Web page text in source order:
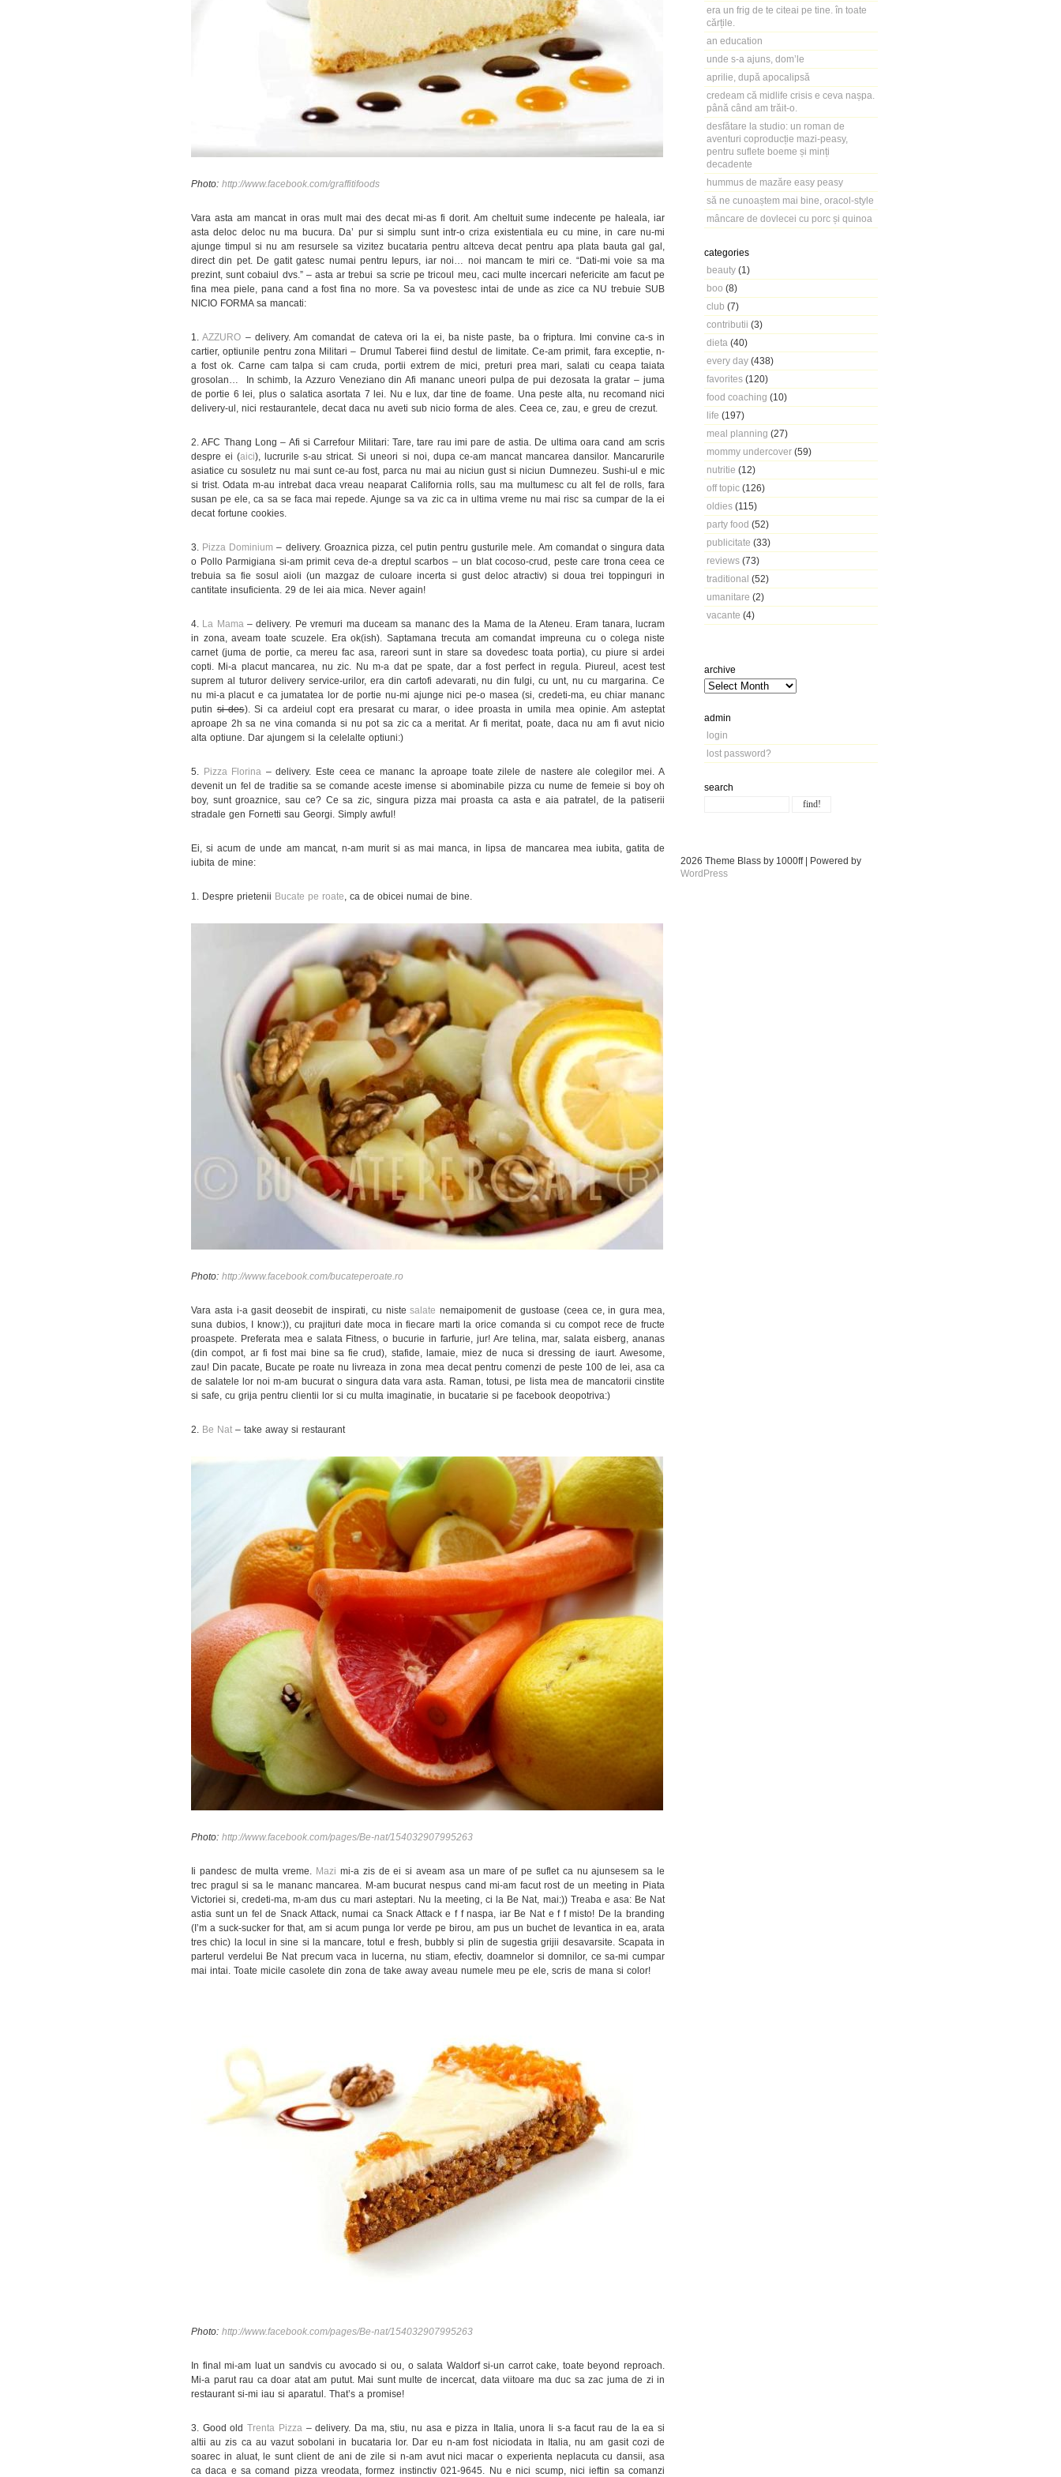
era un frig de te citeai pe tine. în toate
cărțile.
an education
unde s-a ajuns, dom’le
aprilie, după apocalipsă
credeam că midlife crisis e ceva nașpa.
până când am trăit-o.
desfătare la studio: un roman de
aventuri coproducție mazi-peasy,
pentru suflete boeme și minți
decadente
hummus de mazăre easy peasy
să ne cunoaștem mai bine, oracol-style
mâncare de dovlecei cu porc și quinoa
categories
beauty (1)
boo (8)
club (7)
contributii (3)
dieta (40)
every day (438)
favorites (120)
food coaching (10)
life (197)
meal planning (27)
mommy undercover (59)
nutritie (12)
off topic (126)
oldies (115)
party food (52)
publicitate (33)
reviews (73)
traditional (52)
umanitare (2)
vacante (4)
archive
admin
login
lost password?
search
Photo: http://www.facebook.com/graffitifoods
Vara asta am mancat in oras mult mai des decat mi-as fi dorit. Am cheltuit sume indecente pe haleala, iar
asta deloc deloc nu ma bucura. Da’ pur si simplu sunt intr-o criza existentiala eu cu mine, in care nu-mi
ajunge timpul si nu am resursele sa vizitez bucataria pentru altceva decat pentru apa plata bauta gal gal,
direct din pet. De gatit gatesc numai pentru Iepurs, iar noi… noi mancam te miri ce. “Dati-mi voie sa ma
prezint, sunt cobaiul dvs.” – asta ar trebui sa scrie pe tricoul meu, caci multe incercari nefericite am facut pe
fina mea piele, pana cand a fost fina no more. Sa va povestesc intai de unde as zice ca NU trebuie SUB
NICIO FORMA sa mancati:
1.AZZURO – delivery. Am comandat de cateva ori la ei, ba niste paste, ba o friptura. Imi convine ca-s in
cartier, optiunile pentru zona Militari – Drumul Taberei fiind destul de limitate. Ce-am primit, fara exceptie, n-
a fost ok. Carne cam talpa si cam cruda, portii extrem de mici, preturi prea mari, salati cu ceapa taiata
grosolan… In schimb, la Azzuro Veneziano din Afi mananc uneori pulpa de pui dezosata la gratar – juma
de portie 6 lei, plus o salatica asortata 7 lei. Nu e lux, dar tine de foame. Una peste alta, nu recomand nici
delivery-ul, nici restaurantele, decat daca nu aveti sub nicio forma de ales. Ceea ce, zau, e greu de crezut.
2. AFC Thang Long – Afi si Carrefour Militari: Tare, tare rau imi pare de astia. De ultima oara cand am scris
despre ei (aici), lucrurile s-au stricat. Si uneori si noi, dupa ce-am mancat mancarea dansilor. Mancarurile
asiatice cu sosuletz nu mai sunt ce-au fost, parca nu mai au niciun gust si niciun Dumnezeu. Sushi-ul e mic
si trist. Odata m-au intrebat daca vreau neaparat California rolls, sau ma multumesc cu alt fel de rolls, fara
susan pe ele, ca sa se faca mai repede. Ajunge sa va zic ca in ultima vreme nu mai risc sa cumpar de la ei
decat fortune cookies.
3. Pizza Dominium – delivery. Groaznica pizza, cel putin pentru gusturile mele. Am comandat o singura data
o Pollo Parmigiana si-am primit ceva de-a dreptul scarbos – un blat cocoso-crud, peste care trona ceea ce
trebuia sa fie sosul aioli (un mazgaz de culoare incerta si gust deloc atractiv) si doua trei toppinguri in
cantitate insuficienta. 29 de lei aia mica. Never again!
4. La Mama – delivery. Pe vremuri ma duceam sa mananc des la Mama de la Ateneu. Eram tanara, lucram
in zona, aveam toate scuzele. Era ok(ish). Saptamana trecuta am comandat impreuna cu o colega niste
carnet (juma de portie, ca mereu fac asa, rareori sunt in stare sa dovedesc toata portia), cu piure si ardei
copti. Mi-a placut mancarea, nu zic. Nu m-a dat pe spate, dar a fost perfect in regula. Piureul, acest test
suprem al tuturor delivery service-urilor, era din cartofi adevarati, nu din fulgi, cu unt, nu cu margarina. Ce
nu mi-a placut e ca jumatatea lor de portie nu-mi ajunge nici pe-o masea (si, credeti-ma, eu chiar mananc
putinsi des). Si ca ardeiul copt era presarat cu marar, o idee proasta in umila mea opinie. Am asteptat
aproape 2h sa ne vina comanda si nu pot sa zic ca a meritat. Ar fi meritat, poate, daca nu am fi avut nicio
alta optiune. Dar ajungem si la celelalte optiuni:)
5. Pizza Florina – delivery. Este ceea ce mananc la aproape toate zilele de nastere ale colegilor mei. A
devenit un fel de traditie sa se comande aceste imense si abominabile pizza cu nume de femeie si boy oh
boy, sunt groaznice, sau ce? Ce sa zic, singura pizza mai proasta ca asta e aia patratel, de la patiserii
stradale gen Fornetti sau Georgi. Simply awful!
Ei, si acum de unde am mancat, n-am murit si as mai manca, in lipsa de mancarea mea iubita, gatita de
iubita de mine:
1. Despre prietenii Bucate pe roate , ca de obicei numai de bine.
Photo: http://www.facebook.com/bucateperoate.ro
Vara asta i-a gasit deosebit de inspirati, cu nistesalate nemaipomenit de gustoase (ceea ce, in gura mea,
suna dubios, I know:)), cu prajituri date moca in fiecare marti la orice comanda si cu compot rece de fructe
proaspete. Preferata mea e salata Fitness, o bucurie in farfurie, jur! Are telina, mar, salata eisberg, ananas
(din compot, ar fi fost mai bine sa fie crud), stafide, lamaie, miez de nuca si dressing de iaurt. Awesome,
zau! Din pacate, Bucate pe roate nu livreaza in zona mea decat pentru comenzi de peste 100 de lei, asa ca
de salatele lor noi m-am bucurat o singura data vara asta. Raman, totusi, pe lista mea de mancatorii cinstite
si safe, cu grija pentru clientii lor si cu multa imaginatie, in bucatarie si pe facebook deopotriva:)
2. Be Nat – take away si restaurant
Photo: http://www.facebook.com/pages/Be-nat/154032907995263
Ii pandesc de multa vreme. Mazi mi-a zis de ei si aveam asa un mare of pe suflet ca nu ajunsesem sa le
trec pragul si sa le mananc mancarea. M-am bucurat nespus cand mi-am facut rost de un meeting in Piata
Victoriei si, credeti-ma, m-am dus cu mari asteptari. Nu la meeting, ci la Be Nat, mai:)) Treaba e asa: Be Nat
astia sunt un fel de Snack Attack, numai ca Snack Attack e f f naspa, iar Be Nat e f f misto! De la branding
(I’m a suck-sucker for that, am si acum punga lor verde pe birou, am pus un buchet de levantica in ea, arata
tres chic) la locul in sine si la mancare, totul e fresh, bubbly si plin de sugestia grijii desavarsite. Scapata in
parterul verdelui Be Nat precum vaca in lucerna, nu stiam, efectiv, doamnelor si domnilor, ce sa-mi cumpar
mai intai. Toate micile casolete din zona de take away aveau numele meu pe ele, scris de mana si color!
Photo: http://www.facebook.com/pages/Be-nat/154032907995263
In final mi-am luat un sandvis cu avocado si ou, o salata Waldorf si-un carrot cake, toate beyond reproach.
Mi-a parut rau ca doar atat am putut. Mai sunt multe de incercat, data viitoare ma duc sa zac juma de zi in
restaurant si-mi iau si aparatul. That’s a promise!
3. Good oldTrenta Pizza – delivery. Da ma, stiu, nu asa e pizza in Italia, unora li s-a facut rau de la ea si
altii au zis ca au vazut sobolani in bucataria lor. Dar eu n-am fost niciodata in Italia, nu am gasit cozi de
soarec in aluat, le sunt client de ani de zile si n-am avut nici macar o experienta neplacuta cu dansii, asa
ca daca e sa comand pizza vreodata, formez instinctiv 021-9645. Nu e nici scump, nici ieftin sa comanzi
2026 Theme Blass by 1000ff | Powered by
WordPress